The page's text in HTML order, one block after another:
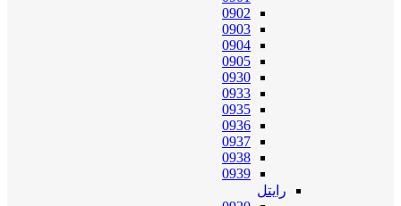
0902
0903
0904
0905
0930
0933
0935
0936
0937
0938
0939
رایتل